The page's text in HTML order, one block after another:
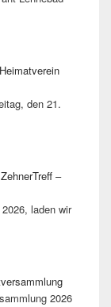
den 21.
–
laden wir
2026